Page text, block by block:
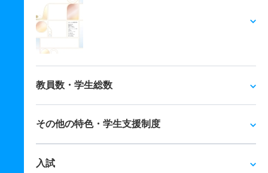
教員数・学生総数
その他の特色・学生支援制度
入試